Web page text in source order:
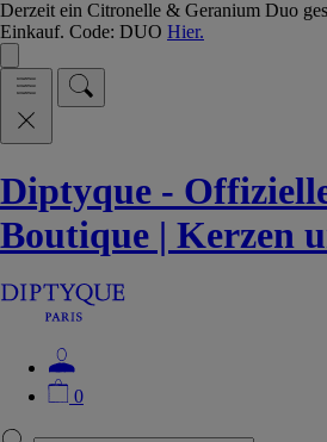
Derzeit ein Citronelle & Geranium Duo
Einkauf. Code: DUO Hier.
Diptyque -
Boutique | Kerzen
0